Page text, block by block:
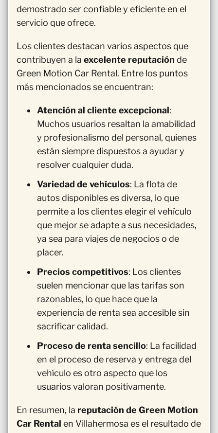
demostrado ser confiable y eficiente en el
servicio que ofrece.
Los clientes destacan varios aspectos que
contribuyen a la excelente reputación de
Green Motion Car Rental. Entre los puntos
más mencionados se encuentran:
Atención al cliente excepcional:
Muchos usuarios resaltan la amabilidad
y profesionalismo del personal, quienes
están siempre dispuestos a ayudar y
resolver cualquier duda.
Variedad de vehículos: La flota de
autos disponibles es diversa, lo que
permite a los clientes elegir el vehículo
que mejor se adapte a sus necesidades,
ya sea para viajes de negocios o de
placer.
Precios competitivos: Los clientes
suelen mencionar que las tarifas son
razonables, lo que hace que la
experiencia de renta sea accesible sin
sacrificar calidad.
Proceso de renta sencillo: La facilidad
en el proceso de reserva y entrega del
vehículo es otro aspecto que los
usuarios valoran positivamente.
En resumen, la reputación de Green Motion
Car Rental en Villahermosa es el resultado de